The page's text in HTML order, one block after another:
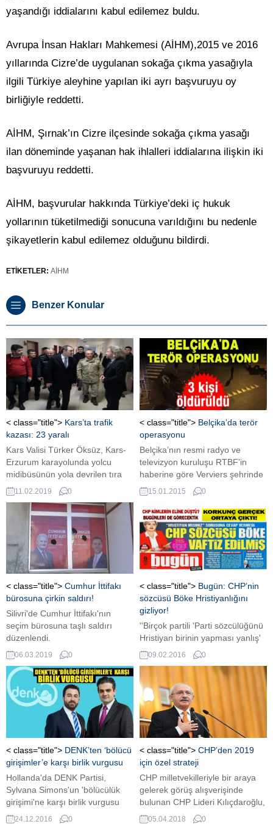
yaşandığı iddialarını kabul edilemez buldu.
Avrupa İnsan Hakları Mahkemesi (AİHM),2015 ve 2016
yıllarında Cizre’de uygulanan sokağa çıkma yasağıyla
ilgili Türkiye aleyhine yapılan iki ayrı başvuruyu oy
birliğiyle reddetti.
AİHM, Şırnak’ın Cizre ilçesinde sokağa çıkma yasağı
ilan döneminde yaşanan hak ihlalleri iddialarına ilişkin iki
başvuruyu reddetti.
AİHM, başvurular hakkında Türkiye’deki iç hukuk
yollarının tüketilmediği sonucuna varıldığını bu nedenle
şikayetlerin kabul edilemez olduğunu bildirdi.
ETİKETLER: AİHM
Benzer Konular
< class="title"> Kars’ta trafik
kazası: 23 yaralı
Kars Valisi Türker Öksüz, Kars-
Erzurum karayolunda yolcu
midibüsünün yola devrilen tıra
çarpması sonucu meydana
gelen trafik kazasında
yaralananları, hastanede ziyaret
11.02.2019 0
< class="title"> Belçika’da terör
operasyonu
Belçika’nın resmi radyo ve
televizyon kuruluşu RTBF’in
haberine göre Verviers şehrinde
polis tarafından “cihadçı”
toplayan bir terörist gruba
yapılan operasyonda en az 3 kişi
öldü.
15.01.2015 0
< class="title"> Cumhur İttifakı
bürosuna çirkin saldırı!
Silivri'de Cumhur İttifakı'nın
seçim bürosuna taşlı saldırı
düzenlendi.
06.03.2019 0
< class="title"> Bugün: CHP’nin
sözcüsü Böke Hristiyanlığını
gizliyor!
''Birçok partili 'Parti sözcülüğünü
Hristiyan birinin yapması yanlış'
söylemlerini dillendirmeye
başladı''
09.02.2016 0
< class="title"> DENK’ten ‘bölücü
girişimler’e karşı birlik vurgusu
Hollanda'da DENK Partisi,
Sylvana Simons'un 'bölücülük
girişimi'ne karşı birlik vurgusu
yaptı.
24.12.2016 0
< class="title"> CHP’den 2019
için özel strateji
CHP milletvekilleriyle bir araya
gelerek görüş alışverişinde
bulunan CHP Lideri Kılıçdaroğlu,
Cumhurbaşkanlığı seçimlerini
kazanmak için özel bir strateji
05.04.2018 0